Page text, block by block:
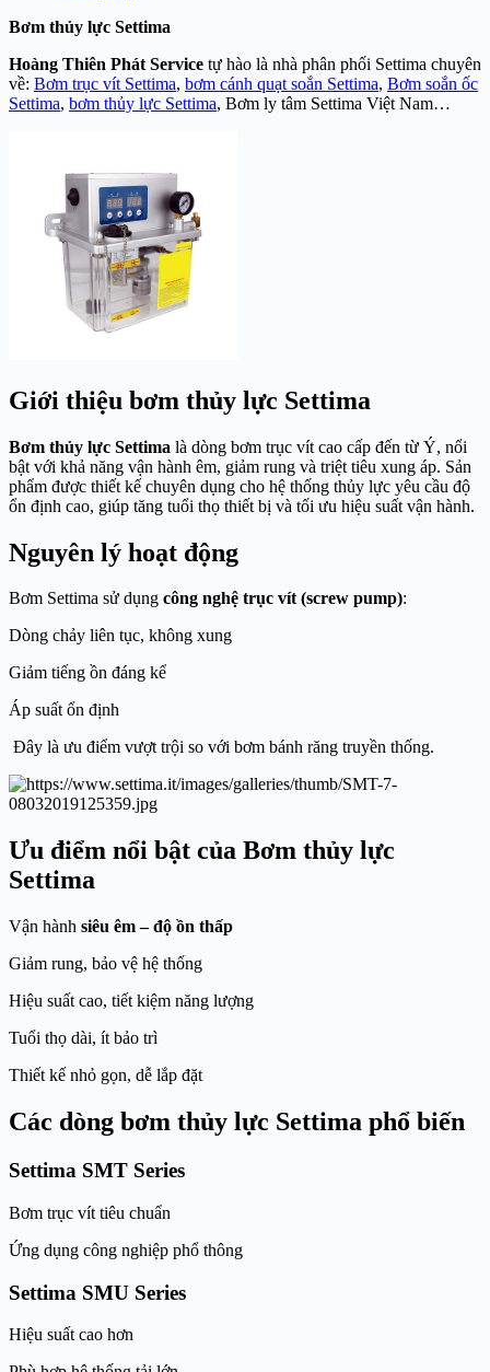
Bơm thủy lực Settima
Hoàng Thiên Phát Service tự hào là nhà phân phối Settima chuyên
về: Bơm trục vít Settima, bơm cánh quạt soắn Settima, Bơm soắn ốc
Settima, bơm thủy lực Settima, Bơm ly tâm Settima Việt Nam…
Giới thiệu bơm thủy lực Settima
Bơm thủy lực Settima là dòng bơm trục vít cao cấp đến từ Ý, nổi
bật với khả năng vận hành êm, giảm rung và triệt tiêu xung áp. Sản
phẩm được thiết kế chuyên dụng cho hệ thống thủy lực yêu cầu độ
ổn định cao, giúp tăng tuổi thọ thiết bị và tối ưu hiệu suất vận hành.
Nguyên lý hoạt động
Bơm Settima sử dụng công nghệ trục vít (screw pump):
Dòng chảy liên tục, không xung
Giảm tiếng ồn đáng kể
Áp suất ổn định
Đây là ưu điểm vượt trội so với bơm bánh răng truyền thống.
Ưu điểm nổi bật của Bơm thủy lực
Settima
Vận hành siêu êm – độ ồn thấp
Giảm rung, bảo vệ hệ thống
Hiệu suất cao, tiết kiệm năng lượng
Tuổi thọ dài, ít bảo trì
Thiết kế nhỏ gọn, dễ lắp đặt
Các dòng bơm thủy lực Settima phổ biến
Settima SMT Series
Bơm trục vít tiêu chuẩn
Ứng dụng công nghiệp phổ thông
Settima SMU Series
Hiệu suất cao hơn